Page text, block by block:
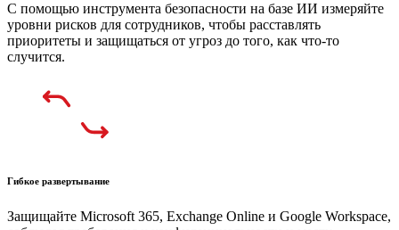
С помощью инструмента безопасности на базе ИИ измеряйте
уровни рисков для сотрудников, чтобы расставлять
приоритеты и защищаться от угроз до того, как что-то
случится.
Гибкое развертывание
Защищайте Microsoft 365, Exchange Online и Google Workspace,